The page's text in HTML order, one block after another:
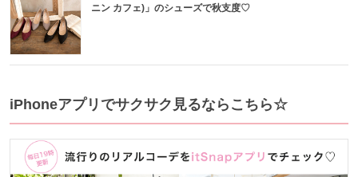
ニン カフェ)」のシューズで秋支度♡
iPhoneアプリでサクサク見るならこちら☆